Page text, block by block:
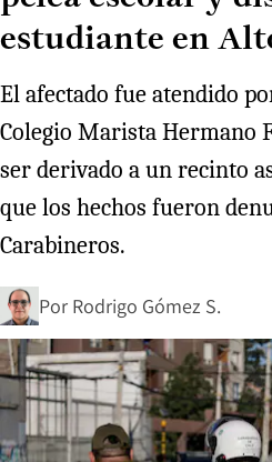
estudiante en
El afectado fue atendido
Colegio Marista Hermano
ser derivado a un recinto
que los hechos fueron
Carabineros.
Por Rodrigo Gómez S.